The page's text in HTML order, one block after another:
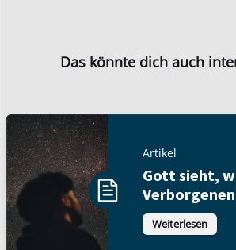
Das könnte dich auch
Artikel
Gott sieht,
Weiterlesen